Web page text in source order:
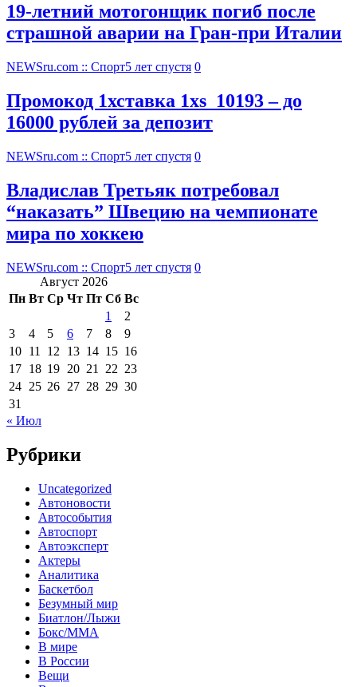
19-летний мотогонщик погиб после
страшной аварии на Гран-при Италии
NEWSru.com :: Спорт5 лет спустя 0
Промокод 1хставка 1xs_10193 – до
16000 рублей за депозит
NEWSru.com :: Спорт5 лет спустя 0
Владислав Третьяк потребовал
“наказать” Швецию на чемпионате
мира по хоккею
NEWSru.com :: Спорт5 лет спустя 0
Август 2026
Пн Вт Ср Чт Пт Сб Вс
1
2
3
4 5 6 7 8
9
10 11 12 13 14 15 16
17 18 19 20 21 22 23
24 25 26 27 28 29 30
31
« Июл
Рубрики
Uncategorized
Автоновости
Автособытия
Автоспорт
Автоэксперт
Актеры
Аналитика
Баскетбол
Безумный мир
Биатлон/Лыжи
Бокс/MMA
В мире
В России
Вещи